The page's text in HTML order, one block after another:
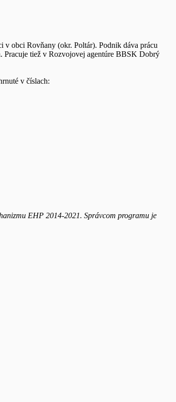
v obci Rovňany (okr. Poltár). Podnik dáva prácu
Pracuje tiež v Rozvojovej agentúre BBSK Dobrý
v číslach:
EHP 2014-2021. Správcom programu je